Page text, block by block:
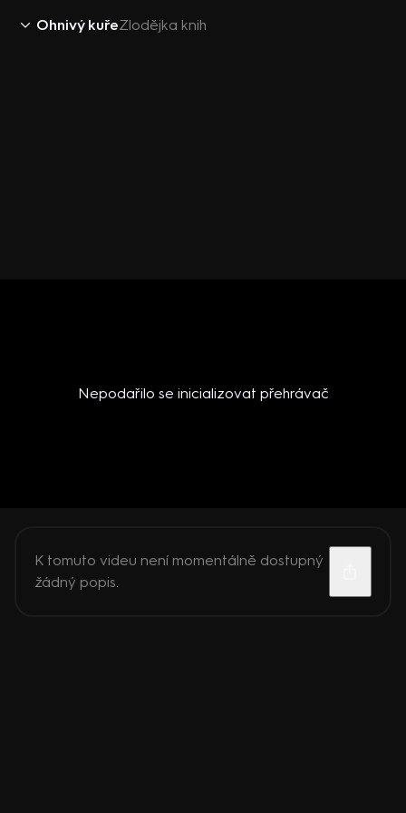
Ohnivý kuřeZlodějka knih
Nepodařilo se inicializovat přehrávač
K tomuto videu není momentálně dostupný
žádný popis.